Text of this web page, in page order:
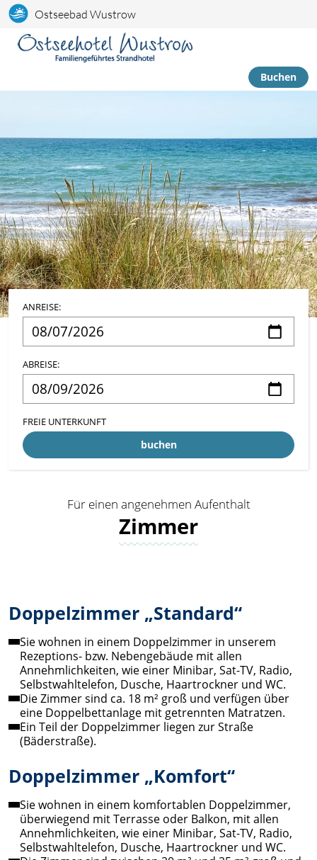
Ostseebad Wustrow
Buchen
ANREISE:
ABREISE:
FREIE UNTERKUNFT
buchen
Für einen angenehmen Aufenthalt
Zimmer
Doppelzimmer „Standard“
Sie wohnen in einem Doppelzimmer in unserem
Rezeptions- bzw. Nebengebäude mit allen
Annehmlichkeiten, wie einer Minibar, Sat-TV, Radio,
Selbstwahltelefon, Dusche, Haartrockner und WC.
Die Zimmer sind ca. 18 m² groß und verfügen über
eine Doppelbettanlage mit getrennten Matratzen.
Ein Teil der Doppelzimmer liegen zur Straße
(Bäderstraße).
Doppelzimmer „Komfort“
Sie wohnen in einem komfortablen Doppelzimmer,
überwiegend mit Terrasse oder Balkon, mit allen
Annehmlichkeiten, wie einer Minibar, Sat-TV, Radio,
Selbstwahltelefon, Dusche, Haartrockner und WC.